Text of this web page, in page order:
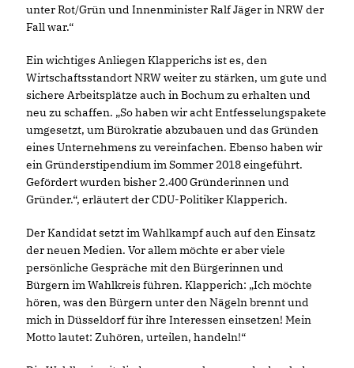
unter Rot/Grün und Innenminister Ralf Jäger in NRW der
Fall war.“
Ein wichtiges Anliegen Klapperichs ist es, den
Wirtschaftsstandort NRW weiter zu stärken, um gute und
sichere Arbeitsplätze auch in Bochum zu erhalten und
neu zu schaffen. „So haben wir acht Entfesselungspakete
umgesetzt, um Bürokratie abzubauen und das Gründen
eines Unternehmens zu vereinfachen. Ebenso haben wir
ein Gründerstipendium im Sommer 2018 eingeführt.
Gefördert wurden bisher 2.400 Gründerinnen und
Gründer.“, erläutert der CDU-Politiker Klapperich.
Der Kandidat setzt im Wahlkampf auch auf den Einsatz
der neuen Medien. Vor allem möchte er aber viele
persönliche Gespräche mit den Bürgerinnen und
Bürgern im Wahlkreis führen. Klapperich: „Ich möchte
hören, was den Bürgern unter den Nägeln brennt und
mich in Düsseldorf für ihre Interessen einsetzen! Mein
Motto lautet: Zuhören, urteilen, handeln!“